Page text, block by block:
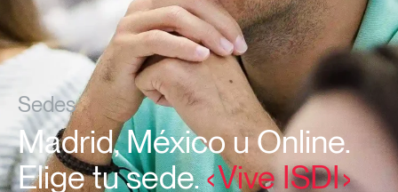
Sedes
Madrid, México u Online.
Elige tu sede. Vive ISDI